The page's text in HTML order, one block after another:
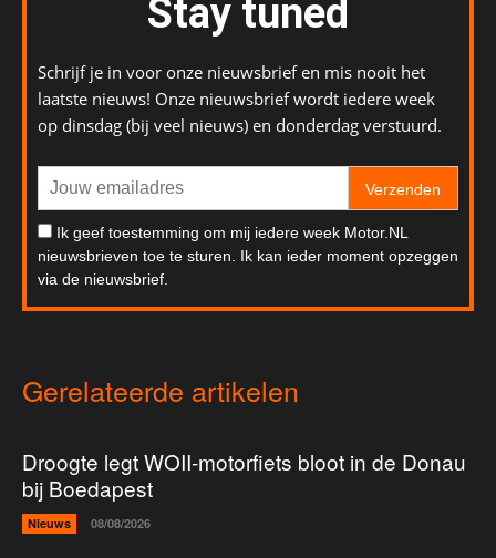
Stay tuned
Schrijf je in voor onze nieuwsbrief en mis nooit het
laatste nieuws! Onze nieuwsbrief wordt iedere week
op dinsdag (bij veel nieuws) en donderdag verstuurd.
Verzenden
Ik geef toestemming om mij iedere week Motor.NL
nieuwsbrieven toe te sturen. Ik kan ieder moment opzeggen
via de nieuwsbrief.
Gerelateerde artikelen
Droogte legt WOII-motorfiets bloot in de Donau
bij Boedapest
Nieuws 08/08/2026